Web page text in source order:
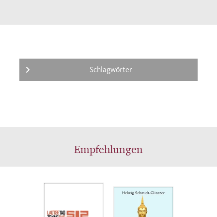
Jahrtausende bewahrt haben und deren
Kenntnis auch zu einem besseren Verständnis
des gegenwärtigen China beiträgt.
Schlagwörter
Empfehlungen